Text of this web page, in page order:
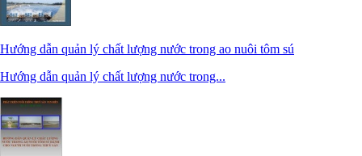
Hướng dẫn quản lý chất lượng nước trong ao nuôi tôm sú
Hướng dẫn quản lý chất lượng nước trong...